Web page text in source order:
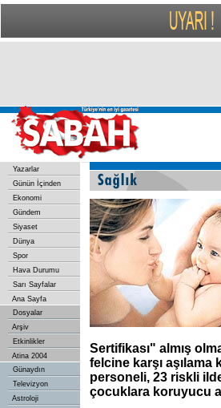
Yazarlar
Günün İçinden
Ekonomi
Gündem
Siyaset
Dünya
Spor
Hava Durumu
Sarı Sayfalar
Ana Sayfa
Dosyalar
Arşiv
Etkinlikler
Atina 2004
Günaydın
Televizyon
Astroloji
Sertifikası" almış
felcine karşı aşılama
personeli, 23 riskli
çocuklara koruyucu